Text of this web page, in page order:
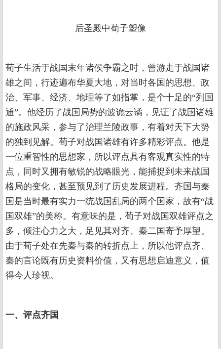
后圣殿中荀子塑像
荀子生活于战国末年诸侯争霸之时，曾游走于战国诸
雄之间，行迹遍布华夏大地，对当时各国的思想、政
治、军事、经济、地理等了如指掌，是个十足的“列国
通”。他经历了战国局势的波诡云谲，见证了战国诸雄
的施政风采，参与了治理兰陵政事，有着对天下大势
的独到见解。荀子对战国诸雄有许多精彩评点。他是
一位重智性的思想家，所以评点具有客观真实性的特
点，同时又拥有敏锐的战略眼光，能捕捉到未来战国
格局的变化，甚至预见到了历史发展进程。齐国与秦
国是当时最有实力一统战国乱局的两个国家，故有“战
国双雄”的美称。有意味的是，荀子对战国双雄评点之
多，倾注心力之大，足见其对齐、秦二国寄予厚望。
由于荀子处在先秦与秦的转折点上，所以他评点齐、
秦的言论既有历史资料价值，又有思想启迪意义，值
得今人珍视。
一、评点齐国